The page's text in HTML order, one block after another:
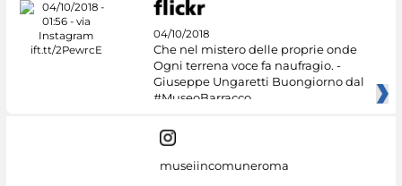
04/10/2018
Che nel mistero delle proprie onde
Ogni terrena voce fa naufragio. -
Giuseppe Ungaretti Buongiorno dal
#MuseoBarracco
museiincomuneroma